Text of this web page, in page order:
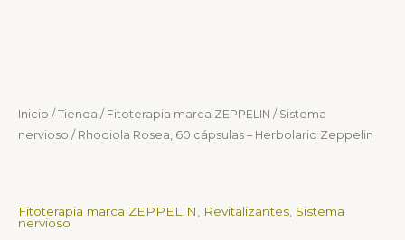
Inicio / Tienda / Fitoterapia marca ZEPPELIN / Sistema
nervioso / Rhodiola Rosea, 60 cápsulas – Herbolario Zeppelin
Fitoterapia marca ZEPPELIN, Revitalizantes, Sistema
nervioso